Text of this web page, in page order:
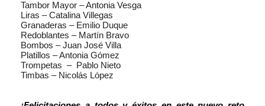
Tambor Mayor – Antonia Vesga
Liras – Catalina Villegas
Granaderas – Emilio Duque
Redoblantes – Martín Bravo
Bombos – Juan José Villa
Platillos – Antonia Gómez
Trompetas  –  Pablo Nieto
Timbas – Nicolás López